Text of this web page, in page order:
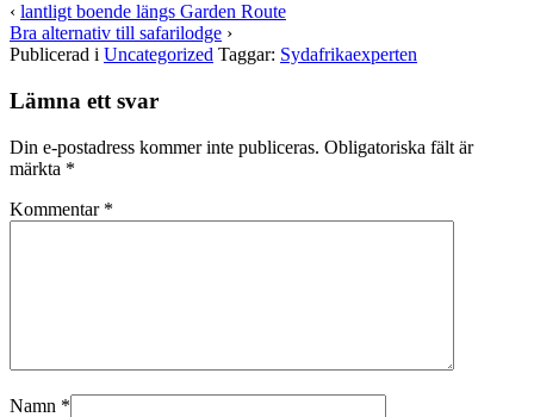
‹ lantligt boende längs Garden Route
Bra alternativ till safarilodge ›
Publicerad i Uncategorized Taggar: Sydafrikaexperten
Lämna ett svar
Din e-postadress kommer inte publiceras. Obligatoriska fält är
märkta *
Kommentar *
Namn *